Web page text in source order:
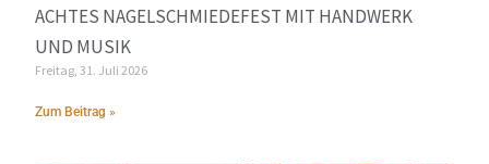
ACHTES NAGELSCHMIEDEFEST MIT HANDWERK
UND MUSIK
Freitag, 31. Juli 2026
Zum Beitrag »